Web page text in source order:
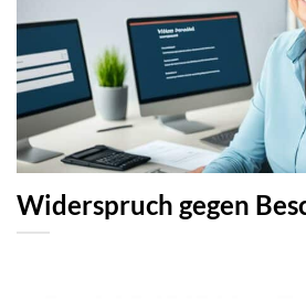
Widerspruch gegen